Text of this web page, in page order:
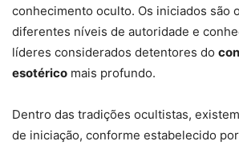
conhecimento oculto. Os iniciados são
diferentes níveis de autoridade e
líderes considerados detentores do
esotérico mais profundo.
Dentro das tradições ocultistas,
de iniciação, conforme estabelecido